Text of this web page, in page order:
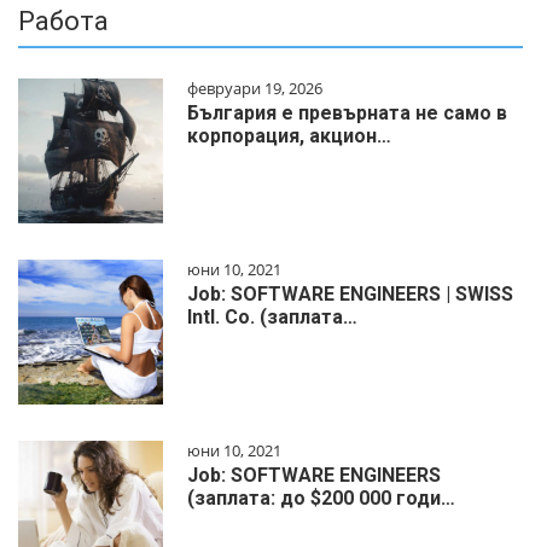
Работа
февруари 19, 2026
България е превърната не само в
корпорация, акцион…
юни 10, 2021
Job: SOFTWARE ENGINEERS | SWISS
Intl. Co. (заплата…
юни 10, 2021
Job: SOFTWARE ENGINEERS
(заплата: до $200 000 годи…